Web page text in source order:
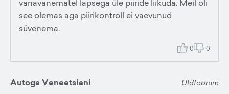
vanavanematel lapsega üle piiride liikuda. Meil oli
see olemas aga piirikontroll ei vaevunud
süvenema.
0 0
Autoga Veneetsiani Üldfoorum